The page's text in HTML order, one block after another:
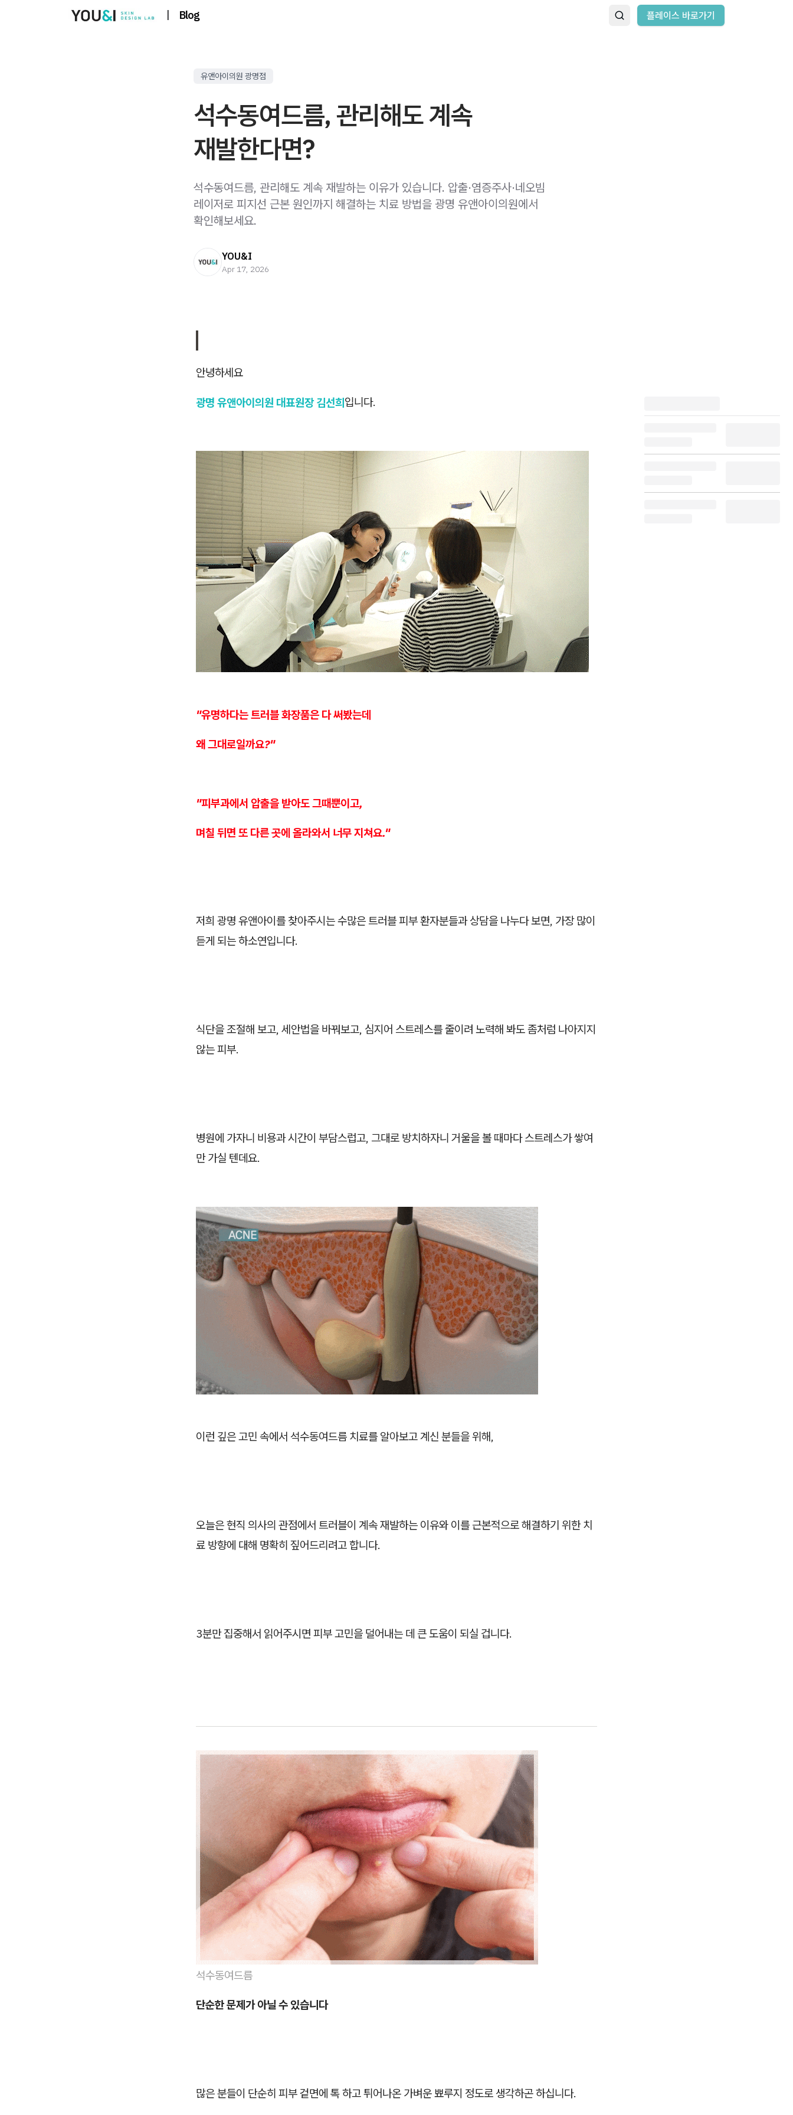
| Blog 플레이스 바로가기
유앤아이의원 광명점
석수동여드름, 관리해도 계속
재발한다면?
석수동여드름, 관리해도 계속 재발하는 이유가 있습니다. 압출·염증주사·네오빔
레이저로 피지선 근본 원인까지 해결하는 치료 방법을 광명 유앤아이의원에서
확인해보세요.
YOU&I
Apr 17, 2026
안녕하세요
광명 유앤아이의원 대표원장 김선희입니다.
"유명하다는 트러블 화장품은 다 써봤는데
왜 그대로일까요?"
"피부과에서 압출을 받아도 그때뿐이고,
며칠 뒤면 또 다른 곳에 올라와서 너무 지쳐요."
저희 광명 유앤아이를 찾아주시는 수많은 트러블 피부 환자분들과 상담을 나누다 보면, 가장 많이
듣게 되는 하소연입니다.
식단을 조절해 보고, 세안법을 바꿔보고, 심지어 스트레스를 줄이려 노력해 봐도 좀처럼 나아지지
않는 피부.
병원에 가자니 비용과 시간이 부담스럽고, 그대로 방치하자니 거울을 볼 때마다 스트레스가 쌓여
만 가실 텐데요.
이런 깊은 고민 속에서 석수동여드름 치료를 알아보고 계신 분들을 위해,
오늘은 현직 의사의 관점에서 트러블이 계속 재발하는 이유와 이를 근본적으로 해결하기 위한 치
료 방향에 대해 명확히 짚어드리려고 합니다.
3분만 집중해서 읽어주시면 피부 고민을 덜어내는 데 큰 도움이 되실 겁니다.
석수동여드름
단순한 문제가 아닐 수 있습니다
많은 분들이 단순히 피부 겉면에 톡 하고 튀어나온 가벼운 뾰루지 정도로 생각하곤 하십니다.